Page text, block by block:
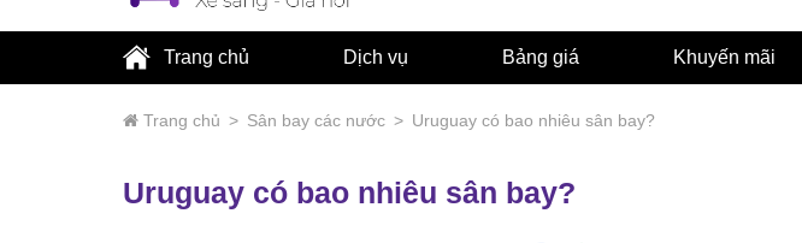
Trang chủ Dịch vụ Bảng giá Khuyến mãi
Trang chủ > Sân bay các nước > Uruguay có bao nhiêu sân bay?
Uruguay có bao nhiêu sân bay?